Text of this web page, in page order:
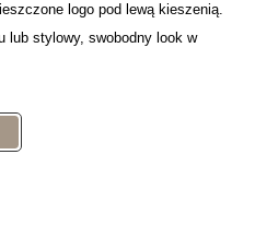
logo pod lewą kieszenią.
lub stylowy, swobodny look w